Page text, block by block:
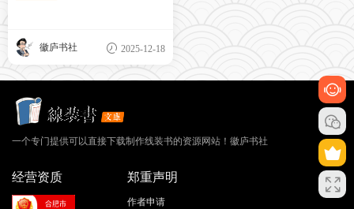
徽庐书社 2025-12-18
一个专门提供可以直接下载制作线装书的资源网站！徽庐书社
经营资质 郑重声明
作者申请